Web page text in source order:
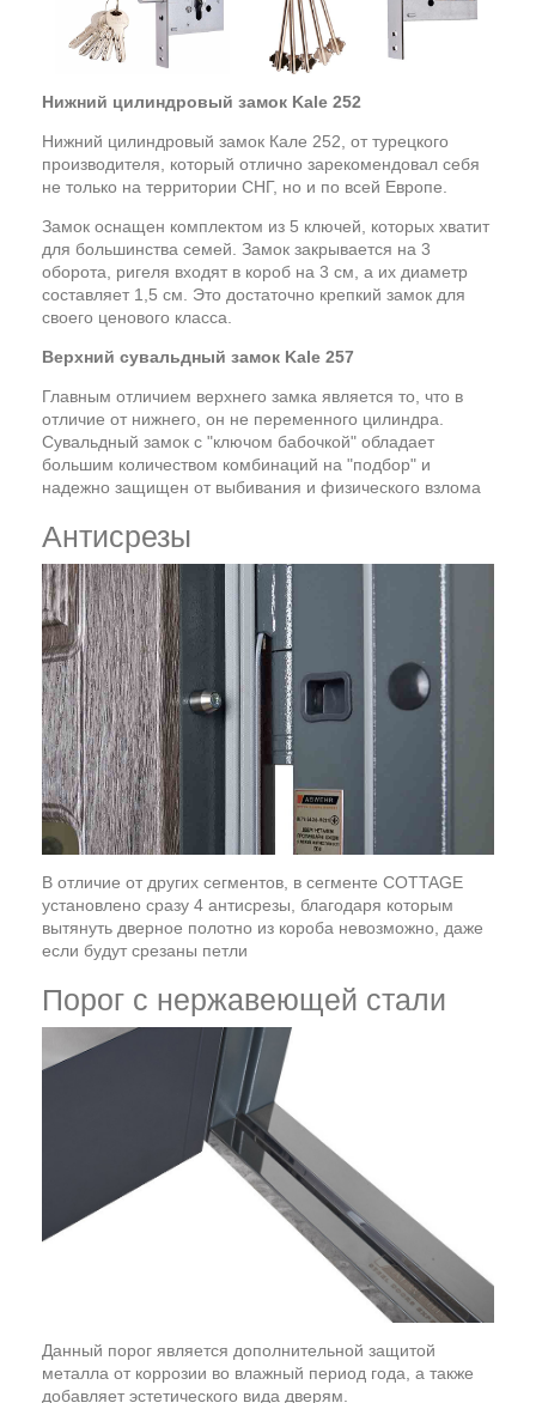
Нижний цилиндровый замок Kale 252
Нижний цилиндровый замок Кале 252, от турецкого
производителя, который отлично зарекомендовал себя
не только на территории СНГ, но и по всей Европе.
Замок оснащен комплектом из 5 ключей, которых хватит
для большинства семей. Замок закрывается на 3
оборота, ригеля входят в короб на 3 см, а их диаметр
составляет 1,5 см. Это достаточно крепкий замок для
своего ценового класса.
Верхний сувальдный замок Kale 257
Главным отличием верхнего замка является то, что в
отличие от нижнего, он не переменного цилиндра.
Сувальдный замок с "ключом бабочкой" обладает
большим количеством комбинаций на "подбор" и
надежно защищен от выбивания и физического взлома
Антисрезы
В отличие от других сегментов, в сегменте COTTAGE
установлено сразу 4 антисрезы, благодаря которым
вытянуть дверное полотно из короба невозможно, даже
если будут срезаны петли
Порог с нержавеющей стали
Данный порог является дополнительной защитой
металла от коррозии во влажный период года, а также
добавляет эстетического вида дверям.